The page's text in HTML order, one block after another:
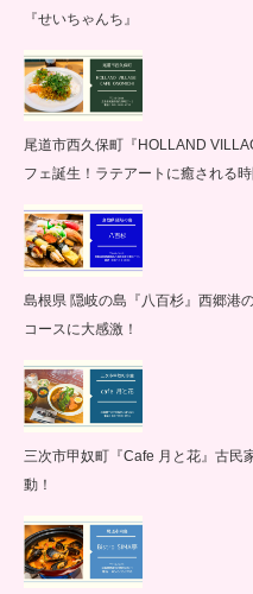
『せいちゃんち』
尾道市西久保町『HOLLAND
フェ誕生！ラテアートに癒される時
島根県 隠岐の島『八百杉』西郷港
コースに大感激！
三次市甲奴町『Cafe 月と花』古民
動！